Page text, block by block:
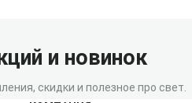
и новинок
скидки и полезное про свет.